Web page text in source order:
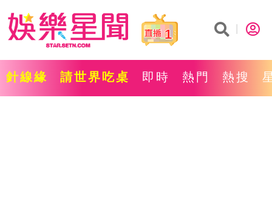
1
針線緣 請世界吃桌 即時 熱門 熱搜